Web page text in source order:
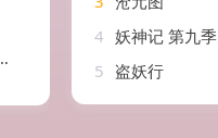
4 妖神记 第九季
5 盗妖行